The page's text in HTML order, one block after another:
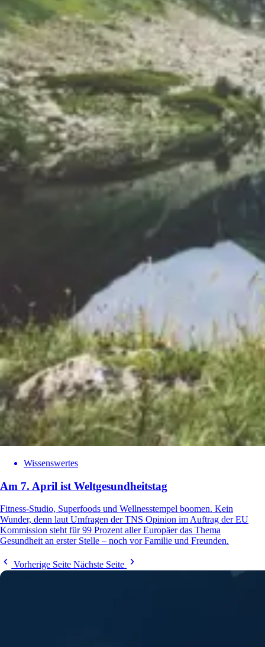
Wissenswertes
Am 7. April ist Weltgesundheitstag
Fitness-Studio, Superfoods und Wellnesstempel boomen. Kein
Wunder, denn laut Umfragen der TNS Opinion im Auftrag der EU
Kommission steht für 99 Prozent aller Europäer das Thema
Gesundheit an erster Stelle – noch vor Familie und Freunden.
Vorherige Seite Nächste Seite